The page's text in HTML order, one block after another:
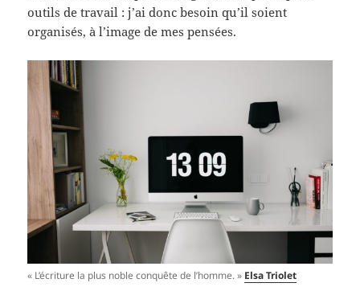
outils de travail : j’ai donc besoin qu’il soient
organisés, à l’image de mes pensées.
« L’écriture la plus noble conquête de l’homme. » Elsa Triolet